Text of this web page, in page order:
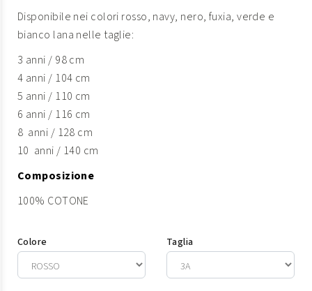
Disponibile nei colori rosso, navy, nero, fuxia, verde e
bianco lana nelle taglie:
3 anni / 98 cm
4 anni / 104 cm
5 anni / 110 cm
6 anni / 116 cm
8 anni / 128 cm
10 anni / 140 cm
Composizione
100% COTONE
Colore Taglia